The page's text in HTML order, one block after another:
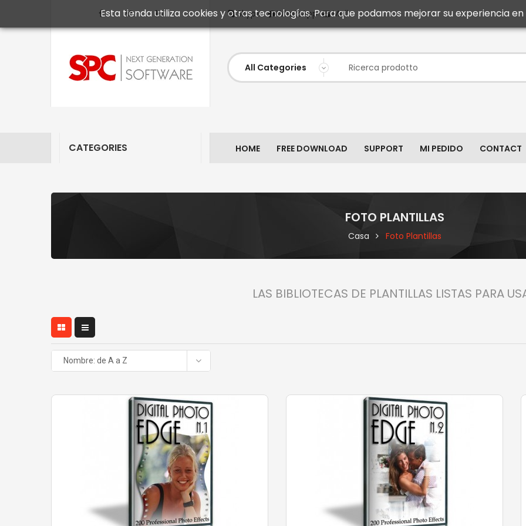
Skype WhatsApp Mail
CATEGORIES HOME FREE DOWNLOAD SUPPORT MI PEDIDO CONTACT
FOTO PLANTILLAS
Casa Foto Plantillas
LAS BIBLIOTECAS DE PLANTILLAS LISTAS PARA
Nombre: de A a Z
Esta tienda utiliza cookies y otras tecnologías. Para que podamos mejorar su experiencia en